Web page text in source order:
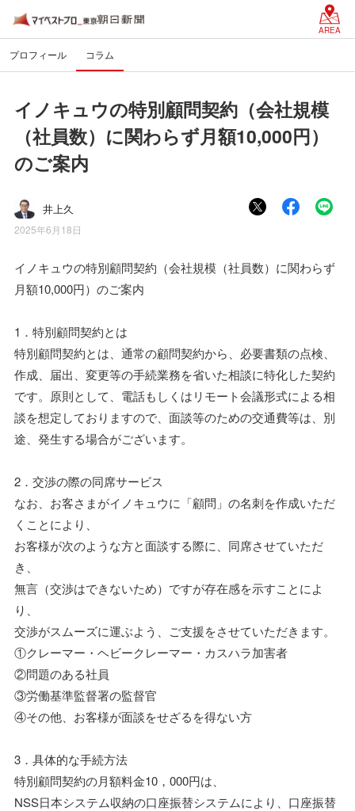
AREA
プロフィール コラム
イノキュウの特別顧問契約（会社規模
（社員数）に関わらず月額10,000円）
のご案内
井上久
2025年6月18日
イノキュウの特別顧問契約（会社規模（社員数）に関わらず
月額10,000円）のご案内
1．特別顧問契約とは
特別顧問契約とは、通常の顧問契約から、必要書類の点検、
作成、届出、変更等の手続業務を省いた相談に特化した契約
です。原則として、電話もしくはリモート会議形式による相
談を想定しておりますので、面談等のための交通費等は、別
途、発生する場合がございます。
2．交渉の際の同席サービス
なお、お客さまがイノキュウに「顧問」の名刺を作成いただ
くことにより、
お客様が次のような方と面談する際に、同席させていただ
き、
無言（交渉はできないため）ですが存在感を示すことによ
り、
交渉がスムーズに運ぶよう、ご支援をさせていただきます。
①クレーマー・ヘビークレーマー・カスハラ加害者
②問題のある社員
③労働基準監督署の監督官
④その他、お客様が面談をせざるを得ない方
3．具体的な手続方法
特別顧問契約の月額料金10，000円は、
NSS日本システム収納の口座振替システムにより、口座振替